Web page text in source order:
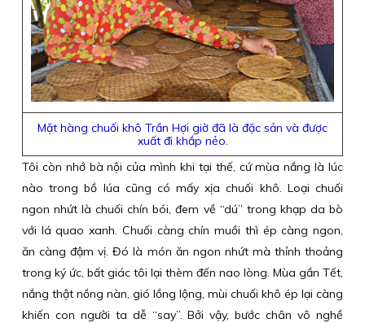
Mặt hàng chuối khô Trần Hợi giờ đã là đặc sản và được
xuất đi khắp nẻo.
Tôi còn nhớ bà nội của mình khi tại thế, cứ mùa nắng là lúc
nào trong bồ lúa cũng có mấy xịa chuối khô. Loại chuối
ngon nhứt là chuối chín bói, đem về “dú” trong khạp da bò
với lá quao xanh. Chuối càng chín muồi thì ép càng ngon,
ăn càng đậm vị. Đó là món ăn ngon nhứt mà thỉnh thoảng
trong ký ức, bất giác tôi lại thèm đến nao lòng. Mùa gần Tết,
nắng thật nồng nàn, gió lồng lộng, mùi chuối khô ép lại càng
khiến con người ta dễ “say”. Bởi vậy, bước chân vô nghề